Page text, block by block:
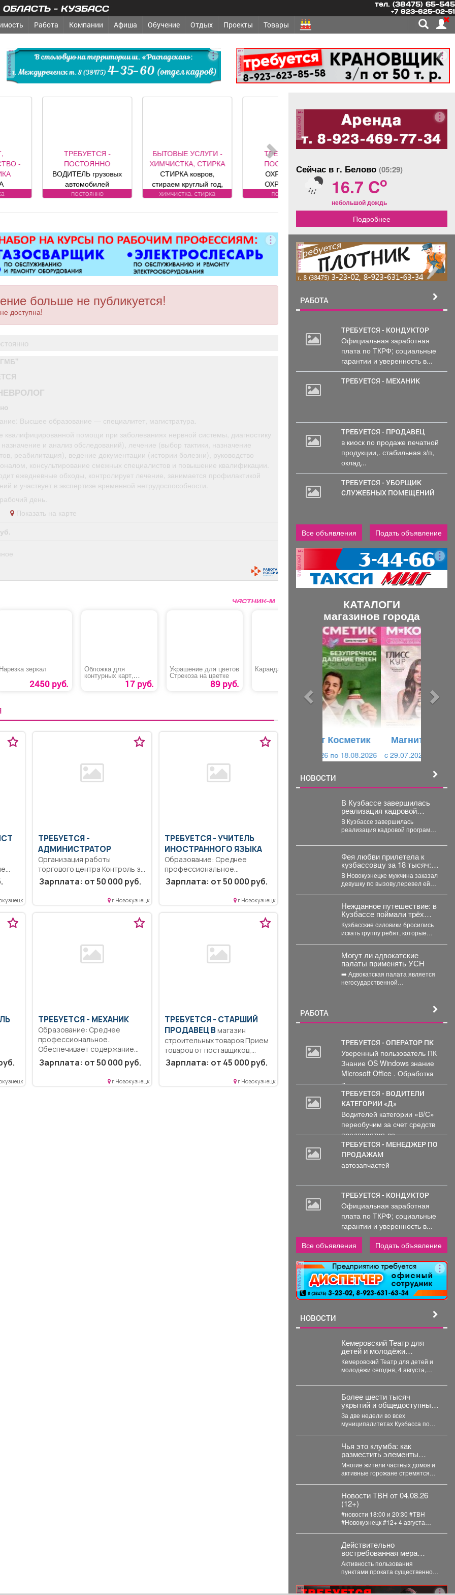
- КУЗБАСС тел. (38475) 65-545
+7 923-625-02-51
Работа Компании Афиша Обучение Отдых Проекты Товары
реклама реклама
ПОСТОЯННО
грузовых
Подробности по
БЫТОВЫЕ УСЛУГИ -
ХИМЧИСТКА, СТИРКА
СТИРКА ковров,
стираем круглый год,
заберем и привезем
Пенсионерам скидка
ковер»).
химчистка, стирка
ТРЕБУЕТСЯ -
ПОСТОЯННО
ОХРАННИКИ,
ОХРАННИКИ-
ВОДИТЕЛИ Требования
Условия:
ОХРАННИКИ 5 разряда,
з/п от 33000 руб. 6
разряда, з/п от 37000
руб. официальное
трудоустройство
полный соц. пакет ООО
постоянно
больше не публикуется!
доступна!
Высшее образование — специалитет, магистратура.
квалифицированной помощи при заболеваниях нервной системы, диагностику
и анализ обследований), лечение (выбор тактики, назначение
реабилитация), ведение документации (истории болезни), руководство
консультирование смежных специалистов и повышение квалификации.
ежедневные обходы, контролирует лечение, занимается профилактикой
и участвует в экспертизе временной нетрудоспособности.
день.
Показать на карте
Нарезка зеркал
2450 руб.
Обложка для
контурных карт,
атласов и учебников
17 руб.
Украшение для цветов
Стрекоза на цветке
89 руб.
Карандаши
69 руб.
Система "Джокер",
флянец
25 руб.
ТРЕБУЕТСЯ -
АДМИНИСТРАТОР
Организация работы
торгового центра Контроль за
соблюдением правил для...
Зарплата: от 50 000 руб.
г Новокузнецк
ТРЕБУЕТСЯ - УЧИТЕЛЬ
ИНОСТРАННОГО ЯЗЫКА
Образование: Среднее
профессиональное
образование.. Формирование
общекультурных компетенций
Зарплата: от 50 000 руб.
г Новокузнецк
ТРЕБУЕТСЯ - МЕХАНИК
Образование: Среднее
профессиональное..
Обеспечивает содержание
подвижного состава в
надлежащим...
Зарплата: от 50 000 руб.
г Новокузнецк
ТРЕБУЕТСЯ - СТАРШИЙ
ПРОДАВЕЦ Вмагазин
строительных товаров Прием
товаров от поставщиков,
проверка наименования,
количества,...
Зарплата: от 45 000 руб.
г Новокузнецк
реклама
Сейчас в г. Белово (05:29)
16.7 Co
небольшой дождь
Подробнее
реклама
РАБОТА
ТРЕБУЕТСЯ - КОНДУКТОР
Официальная заработная
плата по ТКРФ; социальные
гарантии и уверенность в...
ТРЕБУЕТСЯ - МЕХАНИК
ТРЕБУЕТСЯ - ПРОДАВЕЦ
в киоск по продаже печатной
продукции,. стабильная з/п,
оклад...
ТРЕБУЕТСЯ - УБОРЩИК
СЛУЖЕБНЫХ ПОМЕЩЕНИЙ
Все объявления Подать объявление
реклама
КАТАЛОГИ
магазинов города
Магнит Косметик
c 29.07.2026 по 25.08.2026
НОВОСТИ
В Кузбассе завершилась
реализация кадровой
программы «СВОи Герои.
В Кузбассе завершилась
реализация кадровой программы
направленной на социальную
адаптацию ветеранов
специальной...
Фея любви прилетела к
кузбассовцу за 18 тысяч:
счастье продлилось
недолго
В Новокузнецке мужчина заказал
девушку по вызову,перевел ей
Нежданное путешествие: в
Кузбассе поймали трёх
"хоббитов"
Кузбасские силовики бросились
искать группу ребят, которые
Новосибирск с...
Могут ли адвокатские
палаты применять УСН
➡️ Адвокатская палата является
негосударственной
РАБОТА
ТРЕБУЕТСЯ - ОПЕРАТОР ПК
Уверенный пользователь ПК
Знание OS Windows знание
Microsoft Office . Обработка
и...
ТРЕБУЕТСЯ - ВОДИТЕЛИ
КАТЕГОРИИ «Д»
Водителей категории «В/С»
переобучим за счет средств
предприятия до...
ТРЕБУЕТСЯ - МЕНЕДЖЕР ПО
ПРОДАЖАМ
автозапчастей
ТРЕБУЕТСЯ - КОНДУКТОР
Официальная заработная
плата по ТКРФ; социальные
гарантии и уверенность в...
Все объявления
Подать объявление
реклама
НОВОСТИ
Кемеровский Театр для
детей и молодёжи
представит спектакль в
Москве
Кемеровский Театр для детей и
молодёжи сегодня, 4 августа,
открытом международном...
Более шести тысяч
укрытий и общедоступных
аптечек помогают
обеспечить безопасность
жителей Кузбасса
За две недели во всех
муниципалитетах Кузбасса по
новые...
Чья это клумба: как
разместить элементы
благоустройства на землях
общего пользования, не
нарушив закон
Многие жители частных домов и
активные горожане стремятся
участка....
Новости ТВН от 04.08.26
(12+)
#новости 18:00 и 20:30 #ТВН
#Новокузнецк #12+ 4 августа
Действительно
востребованная мера
поддержки.
Активность пользования
пунктами проката существенно
после того как губернатор